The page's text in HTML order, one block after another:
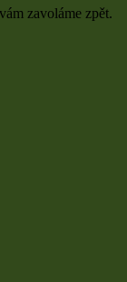
zavoláme zpět.